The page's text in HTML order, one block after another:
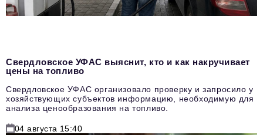
Свердловское УФАС выяснит, кто и как накручивает
цены на топливо
Свердловское УФАС организовало проверку и запросило у
хозяйствующих субъектов информацию, необходимую для
анализа ценообразования на топливо.
04 августа 15:40